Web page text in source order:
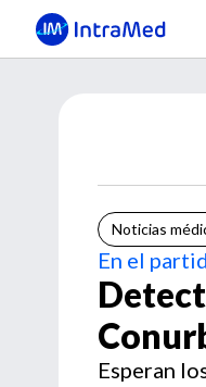
Noticias
En el
Esperan